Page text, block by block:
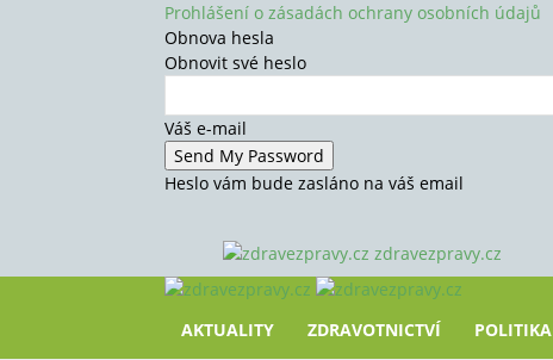
Prohlášení o zásadách ochrany osobních údajů
Obnova hesla
Obnovit své heslo
Váš e-mail
Heslo vám bude zasláno na váš email
zdravezpravy.cz
AKTUALITY ZDRAVOTNICTVÍ POLITIKA